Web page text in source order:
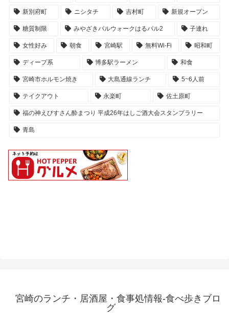
新別府町 ニシタチ 吉村町 新規オープン
糖質制限 みやざきバルウォークはるバル2 子連れ
女性好み 朝食 宮崎駅 無料Wi-Fi 昭和町
ディープ系 博多駅ラーメン 和食
宮崎市ホルモン焼き 大島通線ランチ 5~6人前
テイクアウト 永楽町 佐土原町
福の神えびすさん酔まつり 平成26年はしご酒大会スタンプラリー
青島
宮崎のランチ・居酒屋・食事処情報-食べ歩きブロ
グ